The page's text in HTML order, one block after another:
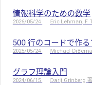
情報科学のための数学
2026/05/24 Eric Lehman, F.
500 行のコードで作
2025/05/24 Michael
グラフ理論入門
2024/06/15 Darij Grinberg 著